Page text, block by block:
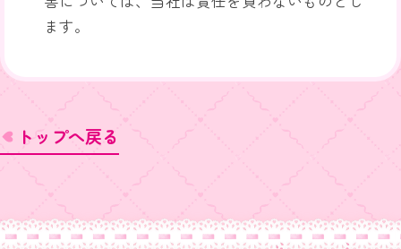
ます。
トップへ戻る